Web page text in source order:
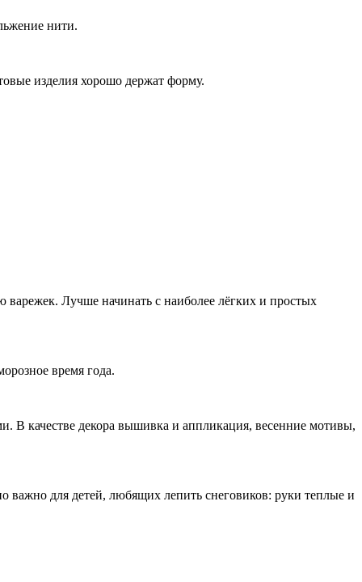
нити.
изделия хорошо держат форму.
Лучше начинать с наиболее лёгких и простых
время года.
В качестве декора вышивка и аппликация, весенние мотивы,
важно для детей, любящих лепить снеговиков: руки теплые и